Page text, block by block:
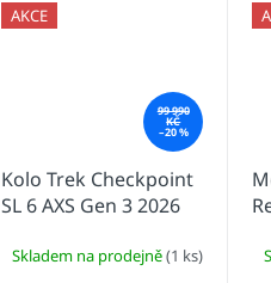
AKCE
99 990
KČ
–20 %
Kolo Trek Checkpoint
SL 6 AXS Gen 3 2026
Smoke Splatter
Skladem na prodejně(1 ks)